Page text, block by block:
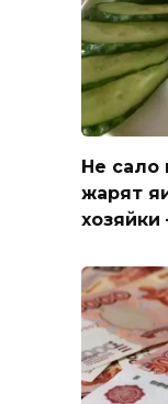
Не сало
жарят
хозяйки